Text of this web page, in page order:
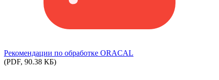
Рекомендации по обработке ORACAL
(PDF, 90.38 КБ)